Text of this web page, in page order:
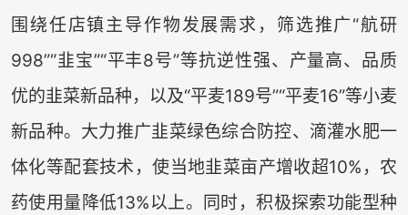
围绕任店镇主导作物发展需求，筛选推广“航研
998”“韭宝”“平丰8号”等抗逆性强、产量高、品质
优的韭菜新品种，以及“平麦189号”“平麦16”等小麦
新品种。大力推广韭菜绿色综合防控、滴灌水肥一
体化等配套技术，使当地韭菜亩产增收超10%，农
药使用量降低13%以上。同时，积极探索功能型种